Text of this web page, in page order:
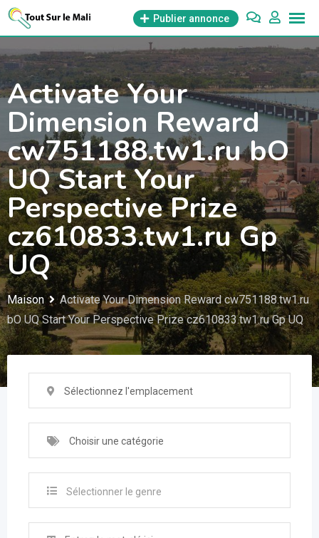
Aller
Publier annonce
Activate Your
Dimension Reward
cw751188.tw1.ru bO
UQ Start Your
Perspective Prize
cz610833.tw1.ru Gp
UQ
Maison
Activate Your Dimension Reward cw751188.tw1.ru
bO UQ Start Your Perspective Prize cz610833.tw1.ru Gp UQ
Sélectionnez l'emplacement
Choisir une catégorie
Sélectionner le genre